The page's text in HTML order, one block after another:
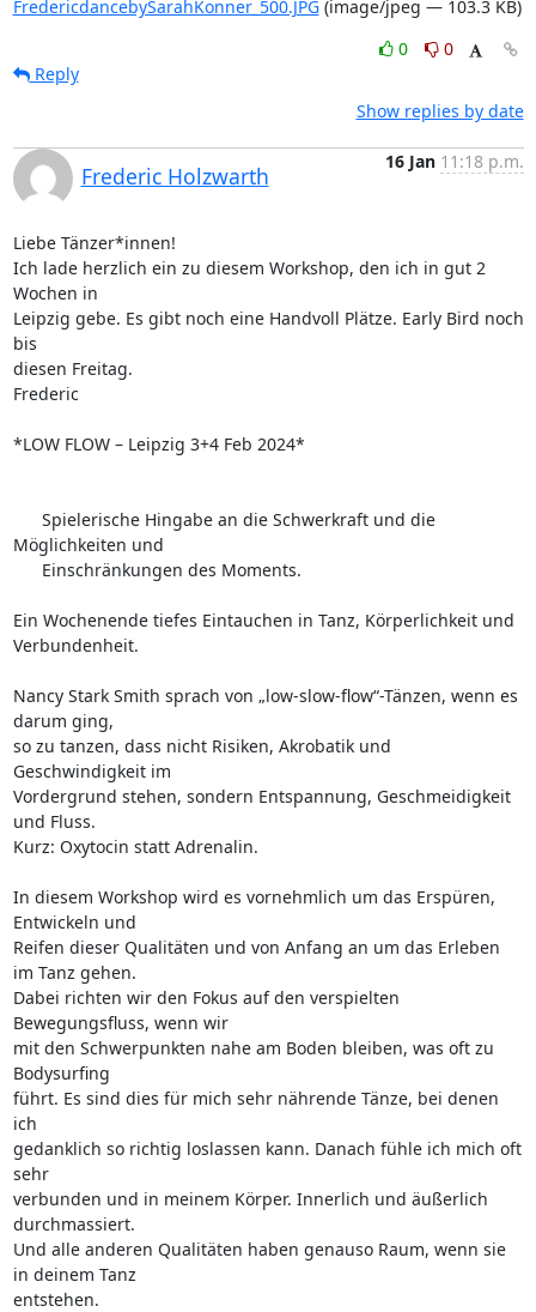
FredericdancebySarahKonner_500.JPG(image/jpeg — 103.3 KB)
0
0
Reply
Show replies by date
Frederic Holzwarth
16 Jan 11:18 p.m.
Liebe Tänzer*innen!
Ich lade herzlich ein zu diesem Workshop, den ich in gut 2
Wochen in
Leipzig gebe. Es gibt noch eine Handvoll Plätze. Early Bird noch
bis
diesen Freitag.
Frederic
*LOW FLOW – Leipzig 3+4 Feb 2024*
Möglichkeiten und
Ein Wochenende tiefes Eintauchen in Tanz, Körperlichkeit und
Verbundenheit.
Nancy Stark Smith sprach von „low-slow-flow“-Tänzen, wenn es
darum ging,
so zu tanzen, dass nicht Risiken, Akrobatik und
Geschwindigkeit im
Vordergrund stehen, sondern Entspannung, Geschmeidigkeit
und Fluss.
Kurz: Oxytocin statt Adrenalin.
In diesem Workshop wird es vornehmlich um das Erspüren,
Entwickeln und
Reifen dieser Qualitäten und von Anfang an um das Erleben
im Tanz gehen.
Dabei richten wir den Fokus auf den verspielten
Bewegungsfluss, wenn wir
mit den Schwerpunkten nahe am Boden bleiben, was oft zu
Bodysurfing
führt. Es sind dies für mich sehr nährende Tänze, bei denen
ich
gedanklich so richtig loslassen kann. Danach fühle ich mich oft
sehr
verbunden und in meinem Körper. Innerlich und äußerlich
durchmassiert.
Und alle anderen Qualitäten haben genauso Raum, wenn sie
in deinem Tanz
entstehen.